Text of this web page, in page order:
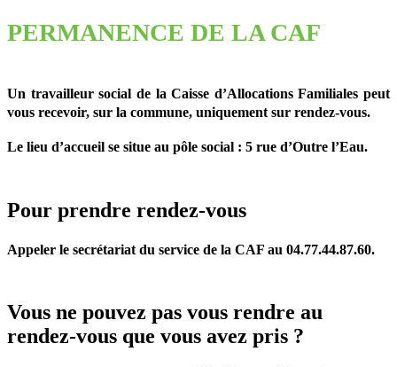
PERMANENCE DE LA CAF
Un travailleur social de la Caisse d’Allocations Familiales peut
vous recevoir, sur la commune, uniquement sur rendez-vous.
Le lieu d’accueil se situe au pôle social : 5 rue d’Outre l’Eau.
Pour prendre rendez-vous
Appeler le secrétariat du service de la CAF au 04.77.44.87.60.
Vous ne pouvez pas vous rendre au
rendez-vous que vous avez pris ?